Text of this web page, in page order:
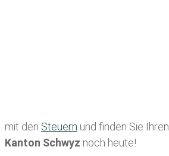
mit den Steuern und finden Sie Ihren
Kanton Schwyz noch heute!